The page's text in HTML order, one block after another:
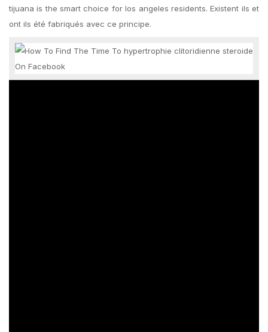
tijuana is the smart choice for los angeles residents. Existent ils et
ont ils été fabriqués avec ce principe.